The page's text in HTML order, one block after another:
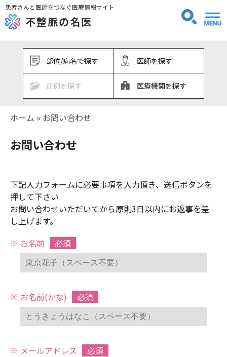
患者さんと医師をつなぐ医療情報サイト
不整脈の名医
部位/病名で探す 医師を探す
症例を探す 医療機関を探す
ホーム » お問い合わせ
お問い合わせ
下記入力フォームに必要事項を入力頂き、送信ボタンを
押して下さい
お問い合わせいただいてから原則3日以内にお返事を差
し上げます。
お名前
必須
お名前(かな) 必須
メールアドレス 必須